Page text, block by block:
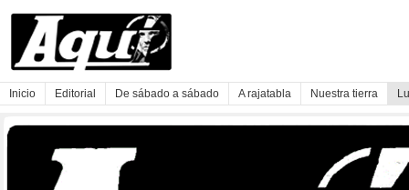
Inicio Editorial De sábado a sábado A rajatabla Nuestra tierra